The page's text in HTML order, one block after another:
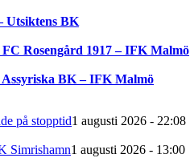
Utsiktens BK
Rosengård 1917 – IFK Malmö
BK – IFK Malmö
på stopptid1 augusti 2026 - 22:08
Simrishamn1 augusti 2026 - 13:00